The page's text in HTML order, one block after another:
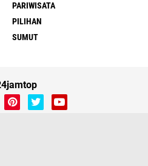
PARIWISATA
PILIHAN
SUMUT